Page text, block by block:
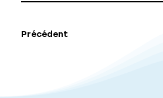
Précédent